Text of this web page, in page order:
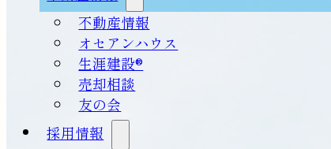
不動産情報
オセアンハウス
生涯建設®
売却相談
友の会
採用情報